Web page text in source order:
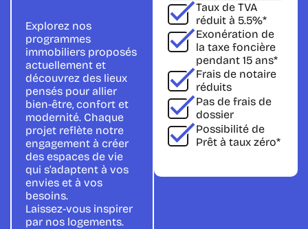
Explorez nos
programmes
immobiliers proposés
actuellement et
découvrez des lieux
pensés pour allier
bien-être, confort et
modernité. Chaque
projet reflète notre
engagement à créer
des espaces de vie
qui s’adaptent à vos
envies et à vos
besoins.
Laissez-vous inspirer
par nos logements.
Taux de TVA
réduit à 5.5%*
Exonération de
la taxe foncière
pendant 15 ans*
Frais de notaire
réduits
Pas de frais de
dossier
Possibilité de
Prêt à taux zéro*